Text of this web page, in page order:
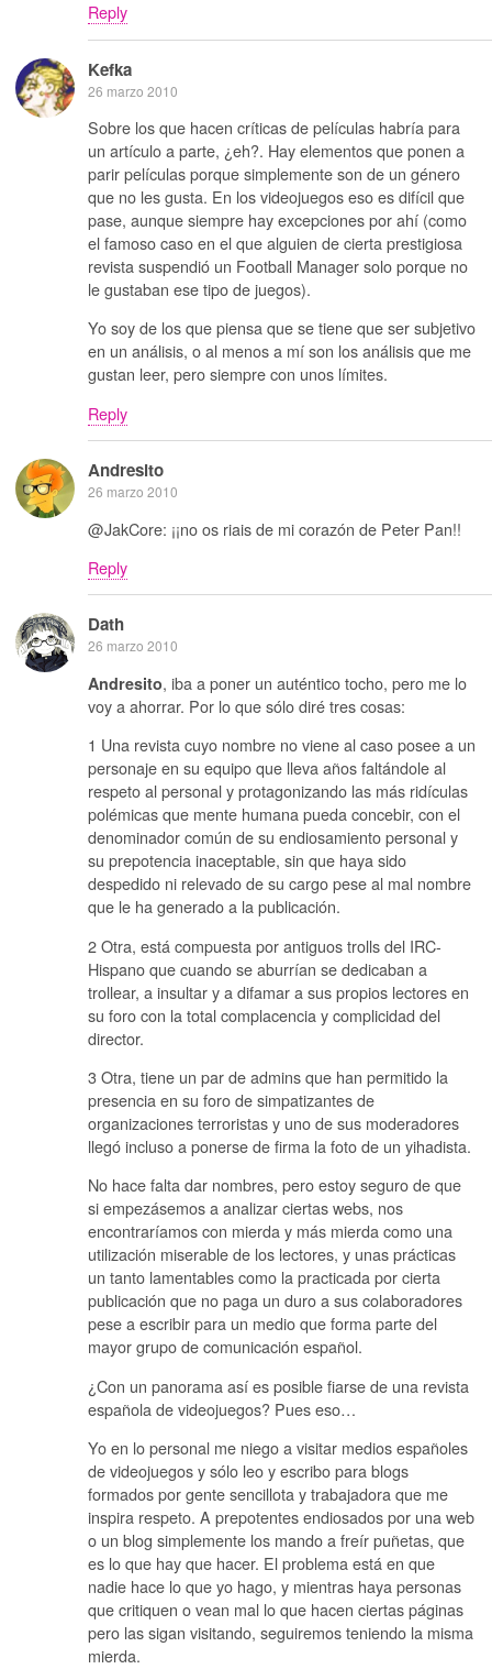
Reply
Kefka
26 marzo 2010
Sobre los que hacen críticas de películas habría para
un artículo a parte, ¿eh?. Hay elementos que ponen a
parir películas porque simplemente son de un género
que no les gusta. En los videojuegos eso es difícil que
pase, aunque siempre hay excepciones por ahí (como
el famoso caso en el que alguien de cierta prestigiosa
revista suspendió un Football Manager solo porque no
le gustaban ese tipo de juegos).
Yo soy de los que piensa que se tiene que ser subjetivo
en un análisis, o al menos a mí son los análisis que me
gustan leer, pero siempre con unos límites.
Reply
Andresito
26 marzo 2010
@JakCore: ¡¡no os riais de mi corazón de Peter Pan!!
Reply
Dath
26 marzo 2010
Andresito, iba a poner un auténtico tocho, pero me lo
voy a ahorrar. Por lo que sólo diré tres cosas:
1 Una revista cuyo nombre no viene al caso posee a un
personaje en su equipo que lleva años faltándole al
respeto al personal y protagonizando las más ridículas
polémicas que mente humana pueda concebir, con el
denominador común de su endiosamiento personal y
su prepotencia inaceptable, sin que haya sido
despedido ni relevado de su cargo pese al mal nombre
que le ha generado a la publicación.
2 Otra, está compuesta por antiguos trolls del IRC-
Hispano que cuando se aburrían se dedicaban a
trollear, a insultar y a difamar a sus propios lectores en
su foro con la total complacencia y complicidad del
director.
3 Otra, tiene un par de admins que han permitido la
presencia en su foro de simpatizantes de
organizaciones terroristas y uno de sus moderadores
llegó incluso a ponerse de firma la foto de un yihadista.
No hace falta dar nombres, pero estoy seguro de que
si empezásemos a analizar ciertas webs, nos
encontraríamos con mierda y más mierda como una
utilización miserable de los lectores, y unas prácticas
un tanto lamentables como la practicada por cierta
publicación que no paga un duro a sus colaboradores
pese a escribir para un medio que forma parte del
mayor grupo de comunicación español.
¿Con un panorama así es posible fiarse de una revista
española de videojuegos? Pues eso…
Yo en lo personal me niego a visitar medios españoles
de videojuegos y sólo leo y escribo para blogs
formados por gente sencillota y trabajadora que me
inspira respeto. A prepotentes endiosados por una web
o un blog simplemente los mando a freír puñetas, que
es lo que hay que hacer. El problema está en que
nadie hace lo que yo hago, y mientras haya personas
que critiquen o vean mal lo que hacen ciertas páginas
pero las sigan visitando, seguiremos teniendo la misma
mierda.